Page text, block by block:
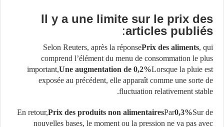
Il y a une limite sur le prix
articles
:
Selon Reuters, après la réponsePrix ​​des aliments
comprend l’élément du menu de consommation le
important,Une augmentation de 0,2%Lorsque la pluie
exposée au précédent, elle apparaît comme une sorte
fluctuation relativement
En retour,Prix ​​des produits non alimentairesPar0,3%Sur
nouvelles bases, le moment ou la pression ne va pas